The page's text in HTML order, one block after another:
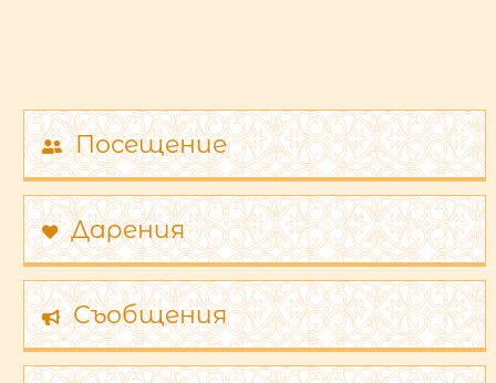
Посещение
Дарения
Съобщения